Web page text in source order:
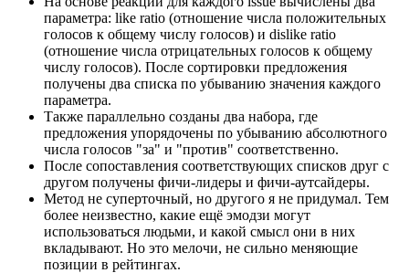
параметра: like ratio (отношение числа положительных
голосов к общему числу голосов) и dislike ratio
(отношение числа отрицательных голосов к общему
числу голосов). После сортировки предложения
получены два списка по убыванию значения каждого
параметра.
Также параллельно созданы два набора, где
предложения упорядочены по убыванию абсолютного
числа голосов "за" и "против" соответственно.
После сопоставления соответствующих списков друг с
другом получены фичи-лидеры и фичи-аутсайдеры.
Метод не суперточный, но другого я не придумал. Тем
более неизвестно, какие ещё эмодзи могут
использоваться людьми, и какой смысл они в них
вкладывают. Но это мелочи, не сильно меняющие
позиции в рейтингах.